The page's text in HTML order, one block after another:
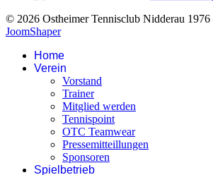
© 2026 Ostheimer Tennisclub Nidderau
JoomShaper
Home
Verein
Vorstand
Trainer
Mitglied werden
Tennispoint
OTC Teamwear
Pressemitteillungen
Sponsoren
Spielbetrieb